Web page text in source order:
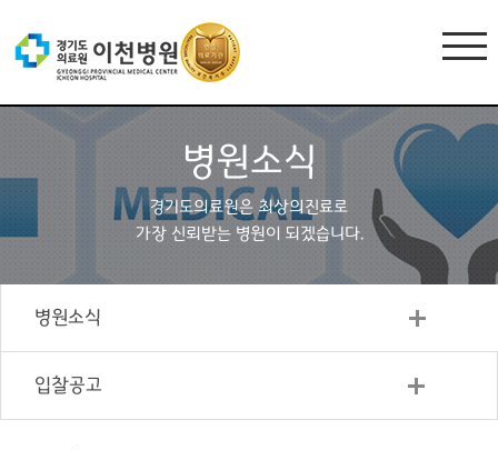
병원소식
경기도의료원은 최상의진료로
가장 신뢰받는 병원이 되겠습니다.
병원소식
입찰공고